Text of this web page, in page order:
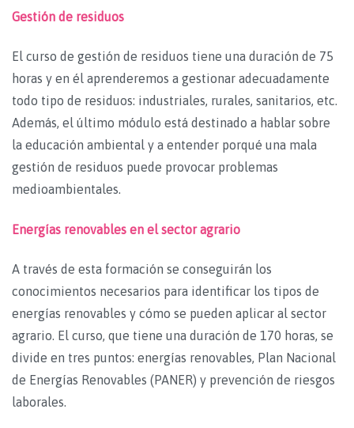
Gestión de residuos
El curso de gestión de residuos tiene una duración de 75
horas y en él aprenderemos a gestionar adecuadamente
todo tipo de residuos: industriales, rurales, sanitarios, etc.
Además, el último módulo está destinado a hablar sobre
la educación ambiental y a entender porqué una mala
gestión de residuos puede provocar problemas
medioambientales.
Energías renovables en el sector agrario
A través de esta formación se conseguirán los
conocimientos necesarios para identificar los tipos de
energías renovables y cómo se pueden aplicar al sector
agrario. El curso, que tiene una duración de 170 horas, se
divide en tres puntos: energías renovables, Plan Nacional
de Energías Renovables (PANER) y prevención de riesgos
laborales.